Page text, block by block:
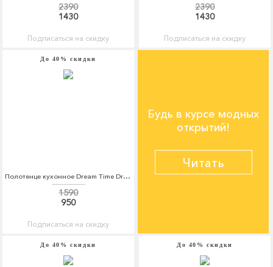
2390
1430
Подписаться на скидку
2390
1430
Подписаться на скидку
До 40% скидки
Полотенце кухонное Dream Time Dream Time MP002XU0E2LP
1590
950
Подписаться на скидку
Будь в курсе модных
открытий!
Читать
До 40% скидки До 40% скидки